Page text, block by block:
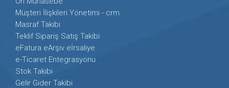
Müşteri İlişkileri Yönetimi - crm
Masraf Takibi
Teklif Sipariş Satış Takibi
eFatura eArşiv eİrsaliye
e-Ticaret Entegrasyonu
Stok Takibi
Gelir Gider Takibi